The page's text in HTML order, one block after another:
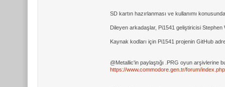
SD kartın hazırlanması ve kullanımı
Dileyen arkadaşlar, Pi1541 geliştiricisi
Kaynak kodları için Pi1541 projenin GitHub
@Metallic'in paylaştığı .PRG oyun arşivlerine
https://www.commodore.gen.tr/forum/